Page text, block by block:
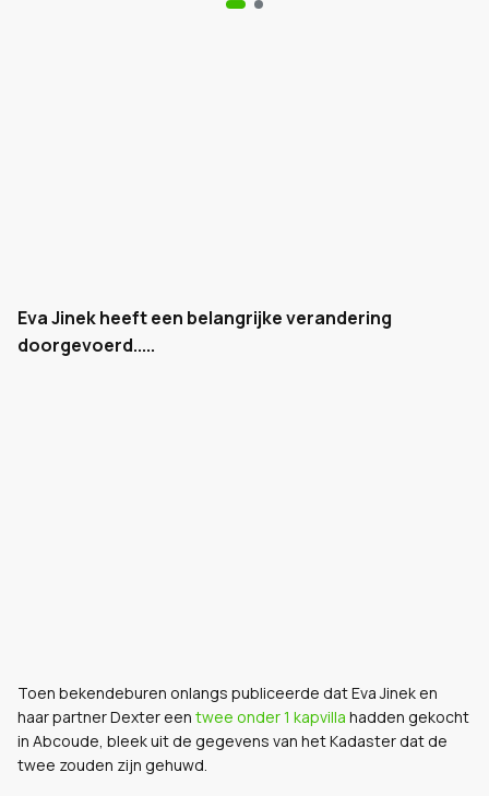
Eva Jinek heeft een belangrijke verandering
doorgevoerd.....
Toen bekendeburen onlangs publiceerde dat Eva Jinek en
haar partner Dexter een twee onder 1 kapvilla hadden gekocht
in Abcoude, bleek uit de gegevens van het Kadaster dat de
twee zouden zijn gehuwd.